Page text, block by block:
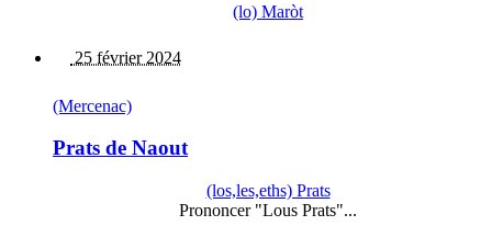
(lo) Maròt
25 février 2024
(Mercenac)
Prats de Naout
(los,les,eths) Prats
Prononcer "Lous Prats"...